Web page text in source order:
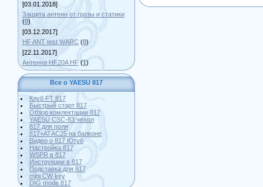
[03.01.2018]
Защита антенн от грозы и статики
(0)
[03.12.2017]
HF ANT test WARC (0)
[22.11.2017]
Антенна HF20A HF (1)
Все о YAESU 817
Клуб FT 817
Быстрый старт 817
Обзор комлектации 817
YAESU CSC-83 чехол
817 для поля
817+АТАС25 на балконе
Видео о 817 Ютуб
Настройка 817
WSPR в 817
Инструкции в 817
Подставка для 817
mini CW key
DIG mode 817